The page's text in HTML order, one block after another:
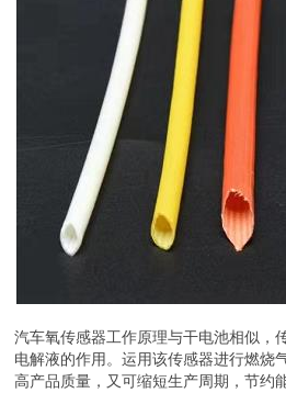
汽车氧传感器工作原理与干电池相似，
电解液的作用。运用该传感器进行燃烧
高产品质量，又可缩短生产周期，节约能